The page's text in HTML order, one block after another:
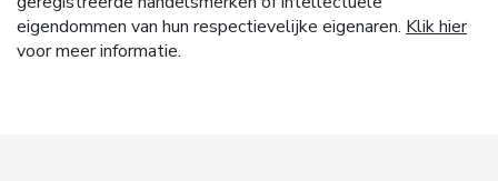
eigendommen van hun respectievelijke eigenaren. Klik hier
voor meer informatie.